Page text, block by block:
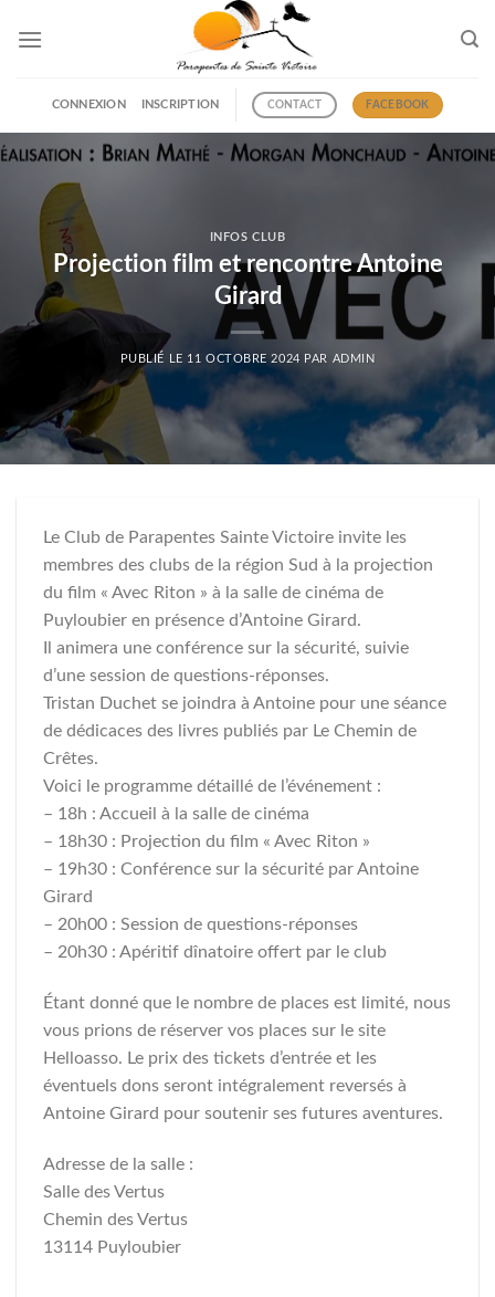
CONNEXION INSCRIPTION CONTACT FACEBOOK
INFOS CLUB
Projection film et rencontre Antoine
Girard
PUBLIÉ LE 11 OCTOBRE 2024 PAR ADMIN
Le Club de Parapentes Sainte Victoire invite les
membres des clubs de la région Sud à la projection
du film « Avec Riton » à la salle de cinéma de
Puyloubier en présence d’Antoine Girard.
Il animera une conférence sur la sécurité, suivie
d’une session de questions-réponses.
Tristan Duchet se joindra à Antoine pour une séance
de dédicaces des livres publiés par Le Chemin de
Crêtes.
Voici le programme détaillé de l’événement :
– 18h : Accueil à la salle de cinéma
– 18h30 : Projection du film « Avec Riton »
– 19h30 : Conférence sur la sécurité par Antoine
Girard
– 20h00 : Session de questions-réponses
– 20h30 : Apéritif dînatoire offert par le club
Étant donné que le nombre de places est limité, nous
vous prions de réserver vos places sur le site
Helloasso. Le prix des tickets d’entrée et les
éventuels dons seront intégralement reversés à
Antoine Girard pour soutenir ses futures aventures.
Adresse de la salle :
Salle des Vertus
Chemin des Vertus
13114 Puyloubier